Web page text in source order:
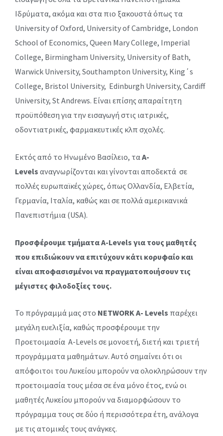
Ιδρύματα, ακόμα και στα πιο ξακουστά όπως τα
University of Oxford, University of Cambridge, London
School of Economics, Queen Mary College, Imperial
College, Birmingham University, University of Bath,
Warwick University, Southampton University, King΄s
College, Bristol University, Edinburgh University, Cardiff
University, St Andrews. Είναι επίσης απαραίτητη
προϋπόθεση για την εισαγωγή στις ιατρικές,
οδοντιατρικές, φαρμακευτικές κλπ σχολές.
Εκτός από το Ηνωμένο Βασίλειο, τα A-
Levels αναγνωρίζονται και γίνονται αποδεκτά σε
πολλές ευρωπαϊκές χώρες, όπως Ολλανδία, Ελβετία,
Γερμανία, Ιταλία, καθώς και σε πολλά αμερικανικά
Πανεπιστήμια (USA).
Προσφέρουμε τμήματα A-Levels για τους μαθητές
που επιδιώκουν να επιτύχουν κάτι κορυφαίο και
είναι αποφασισμένοι να πραγματοποιήσουν τις
μέγιστες φιλοδοξίες τους.
Το πρόγραμμά μας στο NETWORK A- Levels παρέχει
μεγάλη ευελιξία, καθώς προσφέρουμε την
Προετοιμασία A-Levels σε μονοετή, διετή και τριετή
προγράμματα μαθημάτων. Αυτό σημαίνει ότι οι
απόφοιτοι του Λυκείου μπορούν να ολοκληρώσουν την
προετοιμασία τους μέσα σε ένα μόνο έτος, ενώ οι
μαθητές Λυκείου μπορούν να διαμορφώσουν το
πρόγραμμα τους σε δύο ή περισσότερα έτη, ανάλογα
με τις ατομικές τους ανάγκες.